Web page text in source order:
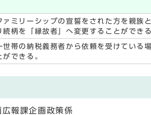
ァミリーシップの宣誓をされた方を親族
続柄を「縁故者」へ変更することができる
世帯の納税義務者から依頼を受けている
ができる。
報課企画政策係